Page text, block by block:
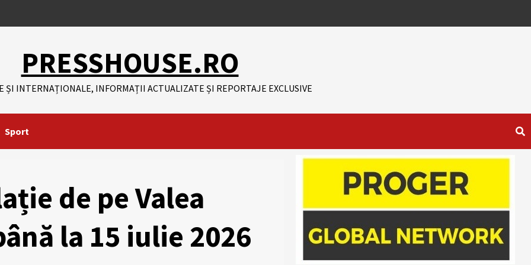
PRESSHOUSE.RO
ȘI INTERNAȚIONALE, INFORMAȚII ACTUALIZATE ȘI REPORTAJE EXCLUSIVE
Sport
de pe Valea
la 15 iulie 2026